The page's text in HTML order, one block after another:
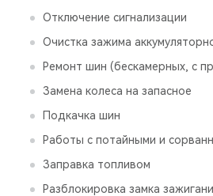
Отключение сигнализации
Очистка зажима
Ремонт шин (бескамерных, с
Замена колеса на запасное
Подкачка шин
Работы с потайными и
Заправка топливом
Разблокировка замка